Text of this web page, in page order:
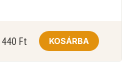
Ft KOSÁRBA